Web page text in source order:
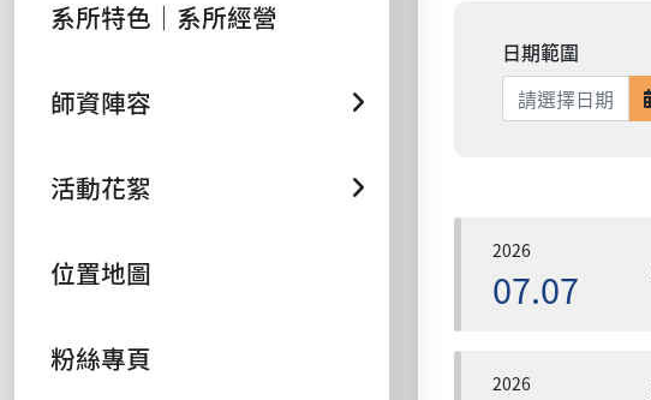
系所特色｜系所經營
師資陣容
活動花絮
位置地圖
粉絲專頁
日期範圍
2026
07.07
2026